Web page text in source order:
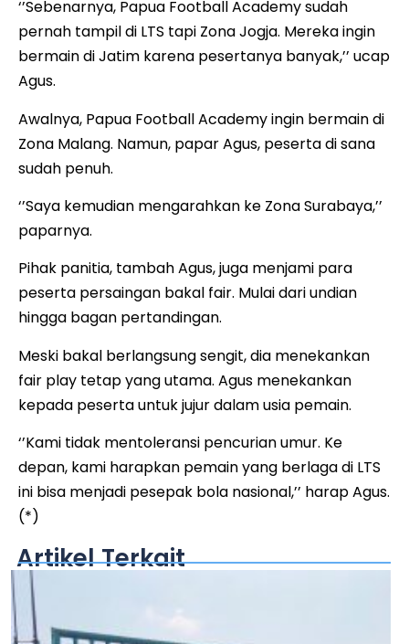
‘’Sebenarnya, Papua Football Academy sudah
pernah tampil di LTS tapi Zona Jogja. Mereka ingin
bermain di Jatim karena pesertanya banyak,’’ ucap
Agus.
Awalnya, Papua Football Academy ingin bermain di
Zona Malang. Namun, papar Agus, peserta di sana
sudah penuh.
‘’Saya kemudian mengarahkan ke Zona Surabaya,’’
paparnya.
Pihak panitia, tambah Agus, juga menjami para
peserta persaingan bakal fair. Mulai dari undian
hingga bagan pertandingan.
Meski bakal berlangsung sengit, dia menekankan
fair play tetap yang utama. Agus menekankan
kepada peserta untuk jujur dalam usia pemain.
‘’Kami tidak mentoleransi pencurian umur. Ke
depan, kami harapkan pemain yang berlaga di LTS
ini bisa menjadi pesepak bola nasional,’’ harap Agus.
(*)
Artikel Terkait